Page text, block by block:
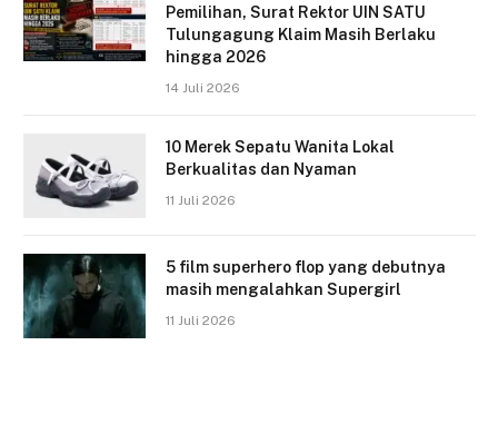
Pemilihan, Surat Rektor UIN SATU
Tulungagung Klaim Masih Berlaku
hingga 2026
14 Juli 2026
10 Merek Sepatu Wanita Lokal
Berkualitas dan Nyaman
11 Juli 2026
5 film superhero flop yang debutnya
masih mengalahkan Supergirl
11 Juli 2026